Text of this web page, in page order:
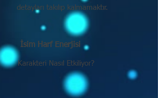
detayları takılıp kalmamaktır.
İsim Harf Enerjisi
Karakteri Nasıl Etkiliyor?